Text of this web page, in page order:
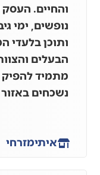
והחיים.
נופשים, ימי
ותוכן בלעדי
הבעלים
מתמיד להפיק
נשכחים
איתימזרחי